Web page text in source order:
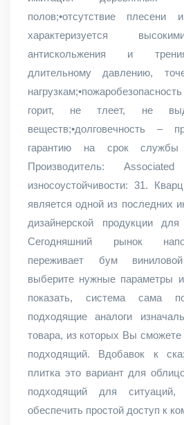
полов;•отсутствие плесени
характеризуется
антискольжения и
длительному давлению,
горит, не тлеет, не
веществ;•долговечность –
гарантию на срок
Производитель:
износоустойчивости: 31.
является одной из последних
дизайнерской продукции
Сегодняшний рынок
переживает бум
выберите нужные параметры
показать, система сама
подходящие аналоги
товара, из которых Вы
подходящий. Вдобавок к
плитка это вариант для
подходящий для ситуаций,
обеспечить простой доступ к